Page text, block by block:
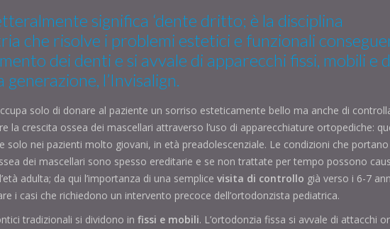
significa ‘dente dritto; è la disciplina
che risolve i problemi estetici e funzionali
dei denti e si avvale di apparecchi fissi, mobili e
l’Invisalign.
solo di donare al paziente un sorriso esteticamente bello ma anche di
la crescita ossea dei mascellari attraverso l’uso di apparecchiature ortopediche:
solo nei pazienti molto giovani, in età preadolescenziale. Le condizioni che portano
dei mascellari sono spesso ereditarie e se non trattate per tempo possono
adulta; da qui l’importanza di una semplice visita di controllo già verso i 6-7
i casi che richiedono un intervento precoce dell’ortodonzista pediatrica.
tradizionali si dividono in fissi e mobili. L’ortodonzia fissa si avvale di attacchi